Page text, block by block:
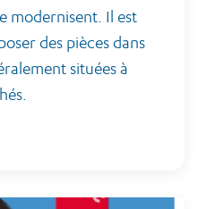
modernisent. Il est
des pièces dans
situées à